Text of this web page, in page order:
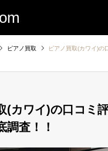
ピアノ買取
ピアノ買取(カワイ)の
(カワイ)の口コミ
調査！！